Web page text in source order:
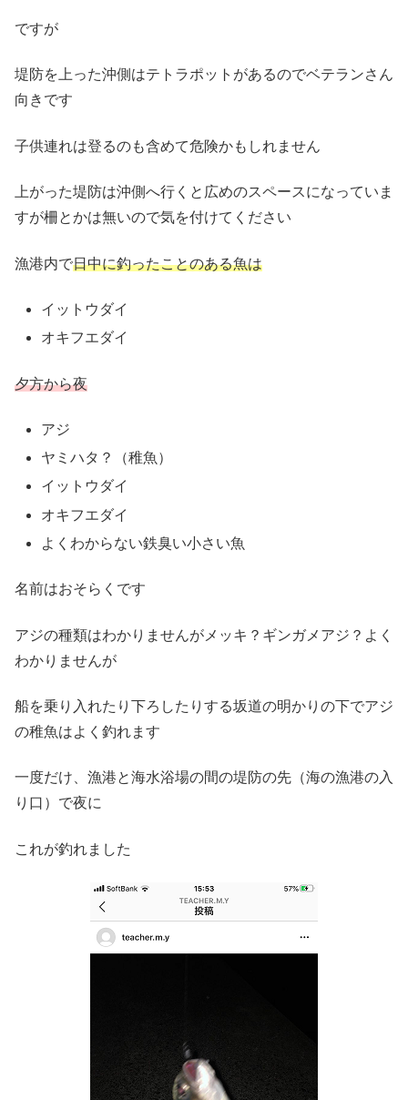
ですが
堤防を上った沖側はテトラポットがあるのでベテランさん
向きです
子供連れは登るのも含めて危険かもしれません
上がった堤防は沖側へ行くと広めのスペースになっていま
すが柵とかは無いので気を付けてください
漁港内で日中に釣ったことのある魚は
イットウダイ
オキフエダイ
夕方から夜
アジ
ヤミハタ？（稚魚）
イットウダイ
オキフエダイ
よくわからない鉄臭い小さい魚
名前はおそらくです
アジの種類はわかりませんがメッキ？ギンガメアジ？よく
わかりませんが
船を乗り入れたり下ろしたりする坂道の明かりの下でアジ
の稚魚はよく釣れます
一度だけ、漁港と海水浴場の間の堤防の先（海の漁港の入
り口）で夜に
これが釣れました